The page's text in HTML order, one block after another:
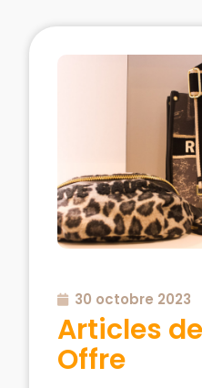
30 octobre 2023
Articles
Offre